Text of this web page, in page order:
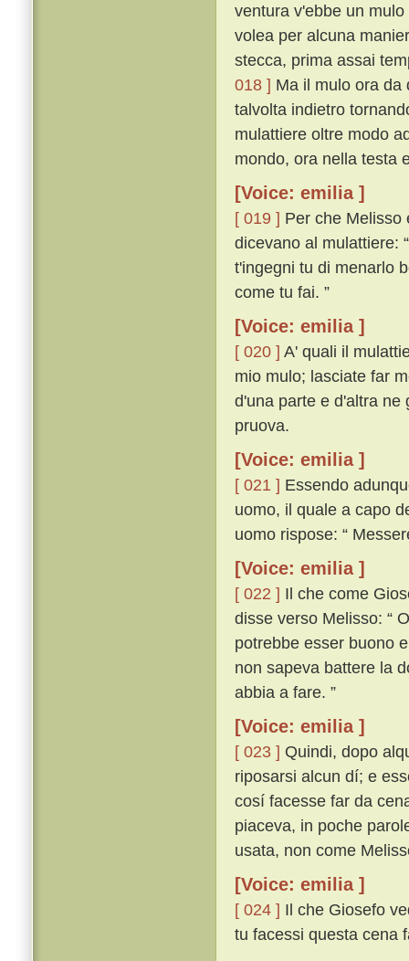
ventura v'ebbe un
volea per alcuna
stecca, prima assai
018 ] Ma il mulo ora da
talvolta indietro
mulattiere oltre modo
mondo, ora nella testa
[Voice: emilia ]
[ 019 ] Per che Melisso
dicevano al mulattiere:
t'ingegni tu di menarlo
come tu fai. ”
[Voice: emilia ]
[ 020 ] A' quali il
mio mulo; lasciate far
d'una parte e d'altra ne
pruova.
[Voice: emilia ]
[ 021 ] Essendo
uomo, il quale a capo
uomo rispose: “
[Voice: emilia ]
[ 022 ] Il che come
disse verso Melisso: “
potrebbe esser buono
non sapeva battere la
abbia a fare. ”
[Voice: emilia ]
[ 023 ] Quindi, dopo
riposarsi alcun dí; e
cosí facesse far da
piaceva, in poche
usata, non come
[Voice: emilia ]
[ 024 ] Il che Giosefo
tu facessi questa cena